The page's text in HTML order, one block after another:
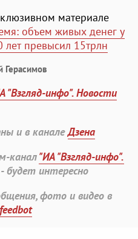
материале
объем живых денег у
лет превысил 15трлн
Герасимов
"Взгляд-инфо". Новости
и в каналеДзена
канал"ИА "Взгляд-инфо".
будет интересно
фото и видео в